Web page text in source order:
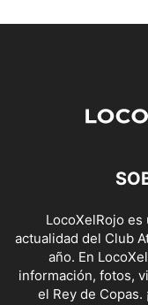
LocoXelRojo
actualidad del Club
año. En
información, fotos,
el Rey de Copas.